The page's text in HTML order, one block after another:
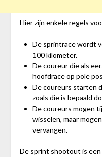
Hier zijn enkele regels
De sprintrace wordt
100 kilometer.
De coureur die als
hoofdrace op pole
De coureurs starten
zoals die is bepaald
De coureurs mogen
wisselen, maar
vervangen.
De sprint shootout is